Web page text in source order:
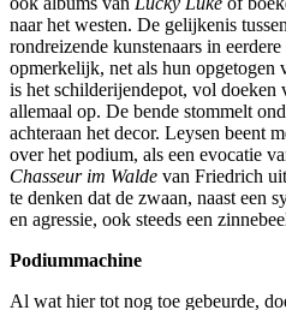
naar het westen. De gelijkenis
rondreizende kunstenaars in
opmerkelijk, net als hun opgetogen
is het schilderijendepot, vol doeken
allemaal op. De bende stommelt
achteraan het decor. Leysen beent
over het podium, als een evocatie
Chasseur im Walde van Friedrich
te denken dat de zwaan, naast een
en agressie, ook steeds een
Podiummachine
Al wat hier tot nog toe gebeurde,